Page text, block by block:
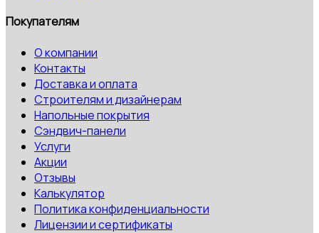
Покупателям
О компании
Контакты
Доставка и оплата
Строителям и дизайнерам
Напольные покрытия
Сэндвич-панели
Услуги
Акции
Отзывы
Калькулятор
Политика конфиденциальности
Лицензии и сертификаты